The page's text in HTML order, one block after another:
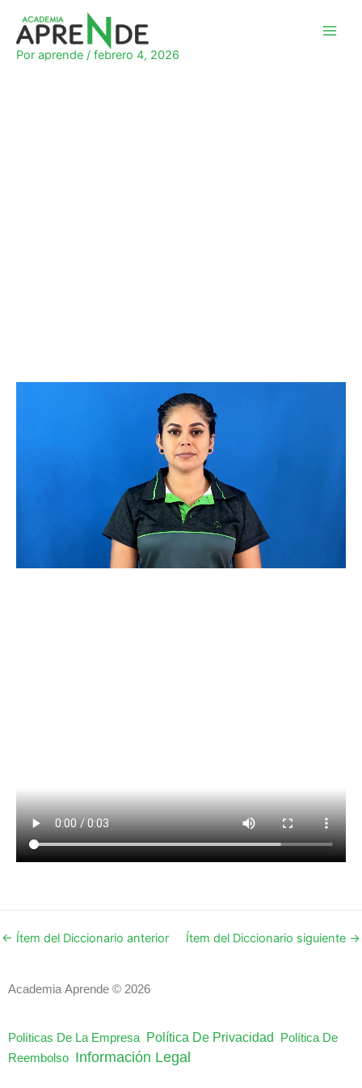
contenido
Por aprende / febrero 4, 2026
← Ítem del Diccionario anterior Ítem del Diccionario siguiente →
Academia Aprende © 2026
Políticas De La Empresa Política De Privacidad
Política De
Reembolso Información Legal